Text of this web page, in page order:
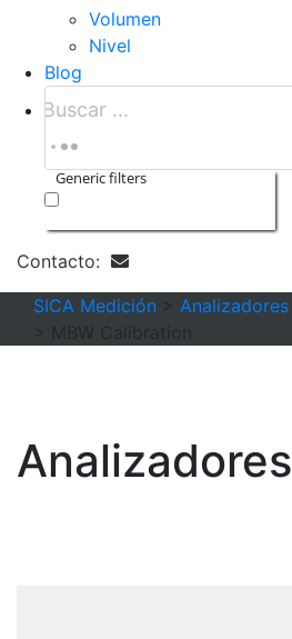
Volumen
Nivel
Blog
Generic filters
Contacto:
SICA Medición
Analizadores
Analizadores